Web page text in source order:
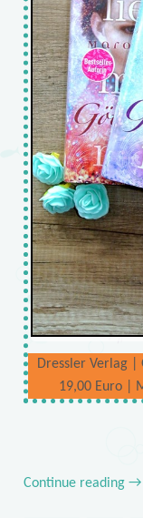
Dressler Verlag |
19,00 Euro |
Continue reading →